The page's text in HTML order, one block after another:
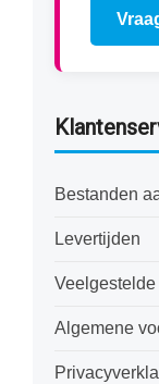
Bestanden
Levertijden
Veelgestelde
Algemene